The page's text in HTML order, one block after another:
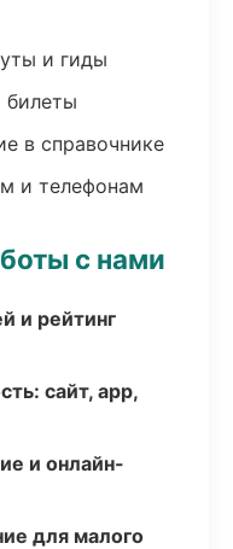
и гиды
в справочнике
и телефонам
с нами
и рейтинг
сайт, app,
и онлайн-
для малого